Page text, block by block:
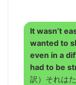
It wasn’t
wanted to
even in a
had to be
訳）それは